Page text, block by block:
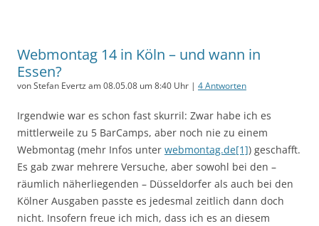
Webmontag 14 in Köln – und wann in
Essen?
von Stefan Evertz am 08.05.08 um 8:40 Uhr | 4 Antworten
Irgendwie war es schon fast skurril: Zwar habe ich es
mittlerweile zu 5 BarCamps, aber noch nie zu einem
Webmontag (mehr Infos unter webmontag.de[1]) geschafft.
Es gab zwar mehrere Versuche, aber sowohl bei den –
räumlich näherliegenden – Düsseldorfer als auch bei den
Kölner Ausgaben passte es jedesmal zeitlich dann doch
nicht. Insofern freue ich mich, dass ich es an diesem